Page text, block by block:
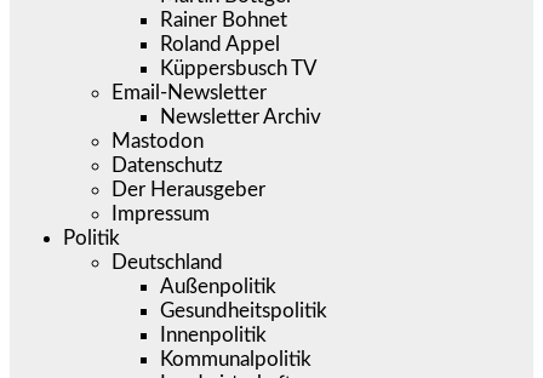
Rainer Bohnet
Roland Appel
Küppersbusch TV
Email-Newsletter
Newsletter Archiv
Mastodon
Datenschutz
Der Herausgeber
Impressum
Politik
Deutschland
Außenpolitik
Gesundheitspolitik
Innenpolitik
Kommunalpolitik